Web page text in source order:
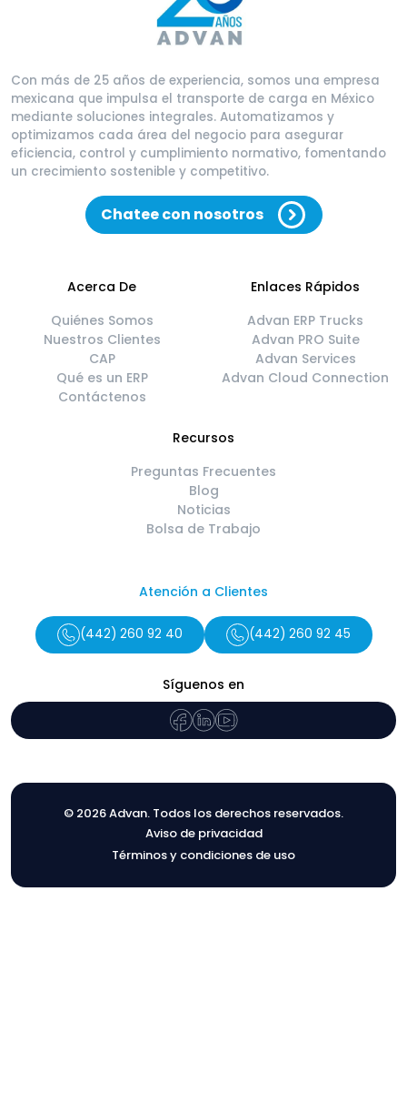
Con más de 25 años de experiencia, somos una empresa
mexicana que impulsa el transporte de carga en México
mediante soluciones integrales. Automatizamos y
optimizamos cada área del negocio para asegurar
eficiencia, control y cumplimiento normativo, fomentando
un crecimiento sostenible y competitivo.
Chatee con nosotros
Acerca De
Quiénes Somos
Nuestros Clientes
CAP
Qué es un ERP
Contáctenos
Enlaces Rápidos
Advan ERP Trucks
Advan PRO Suite
Advan Services
Advan Cloud Connection
Recursos
Preguntas Frecuentes
Blog
Noticias
Bolsa de Trabajo
Atención a Clientes
(442) 260 92 40 (442) 260 92 45
Síguenos en
© 2026 Advan. Todos los derechos reservados.
Aviso de privacidad
Términos y condiciones de uso